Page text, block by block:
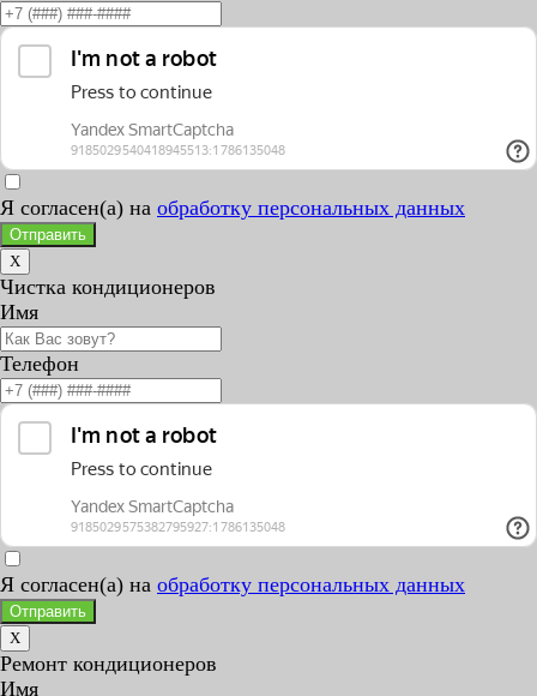
Я согласен(а) на обработку персональных данных
Отправить
X
Чистка кондиционеров
Имя
Телефон
Я согласен(а) на обработку персональных данных
Отправить
X
Ремонт кондиционеров
Имя